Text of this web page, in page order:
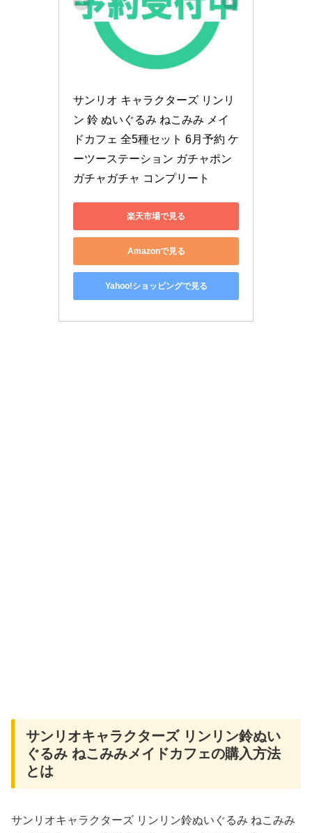
サンリオ キャラクターズ リンリ
ン 鈴 ぬいぐるみ ねこみみ メイ
ドカフェ 全5種セット 6月予約 ケ
ーツーステーション ガチャポン
ガチャガチャ コンプリート
楽天市場で見る
Amazonで見る
Yahoo!ショッピングで見る
サンリオキャラクターズ リンリン鈴ぬい
ぐるみ ねこみみメイドカフェの購入方法
とは
サンリオキャラクターズ リンリン鈴ぬいぐるみ ねこみみ